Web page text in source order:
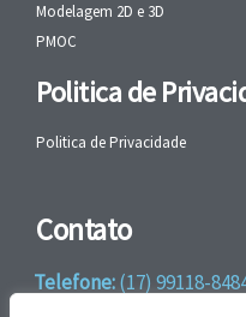
Modelagem 2D e 3D
PMOC
Politica de
Politica de Privacidade
Contato
Telefone:(17) 99118-